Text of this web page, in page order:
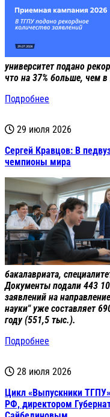
университет подано
что на 37% больше, чем в
Подробнее
29 июля 2026
Сергей Кравцов: В
чемпионы мира
бакалавриата,
Документы подали 443
заявлений на
науки" уже составляет
году (551,5 тыс.).
Подробнее
28 июля 2026
Цикл «Выпускники
РФ, директором